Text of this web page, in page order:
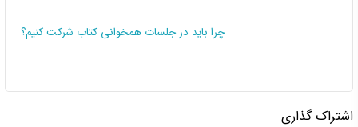
چرا باید در جلسات همخوانی کتاب شرکت کنیم؟
اشتراک گذاری